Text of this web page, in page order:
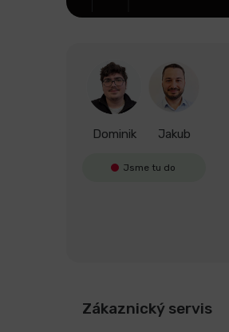
Dominik Jakub
Jsme tu do
Zákaznický servis